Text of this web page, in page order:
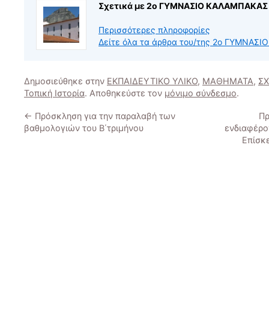
Σχετικά με 2ο ΓΥΜΝΑΣΙΟ ΚΑΛΑΜΠΑΚΑΣ
Περισσότερες πληροφορίες
Δείτε όλα τα άρθρα του/της 2ο
Δημοσιεύθηκε στην ΕΚΠΑΙΔΕΥΤΙΚΟ ΥΛΙΚΟ, ΜΑΘΗΜΑΤΑ,
Τοπική Ιστορία. Αποθηκεύστε τον μόνιμο σύνδεσμο.
← Πρόσκληση για την παραλαβή των
βαθμολογιών του Β΄τριμήνου